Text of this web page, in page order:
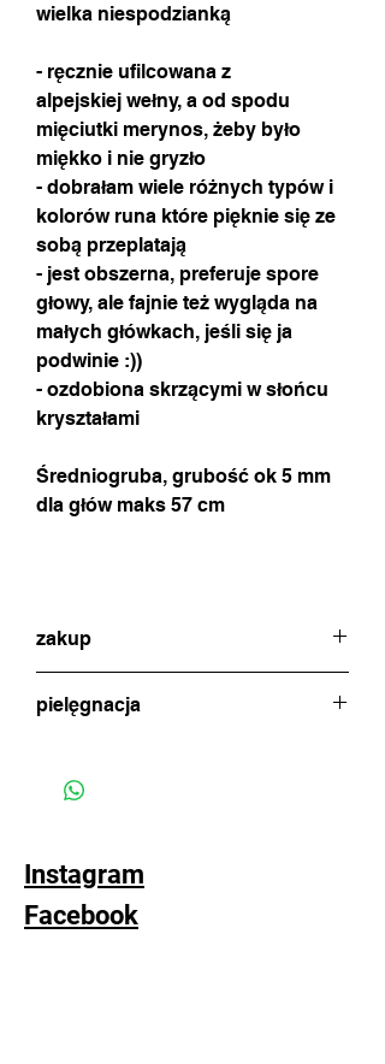
wielka niespodzianką
- ręcznie ufilcowana z
alpejskiej wełny, a od spodu
mięciutki merynos, żeby było
miękko i nie gryzło
- dobrałam wiele różnych typów i
kolorów runa które pięknie się ze
sobą przeplatają
- jest obszerna, preferuje spore
głowy, ale fajnie też wygląda na
małych główkach, jeśli się ja
podwinie :))
- ozdobiona skrzącymi w słońcu
kryształami
Średniogruba, grubość ok 5 mm
dla głów maks 57 cm
zakup
kontakt poprzez czat (ikonka na dole
(standardowa wysyłka 22pln poprzez
pielęgnacja
dodatkiem płynu z lanoliną
Instagram
Facebook